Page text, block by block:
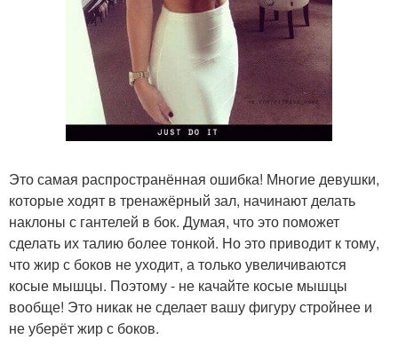
Это самая распространённая ошибка! Многие девушки,
которые ходят в тренажёрный зал, начинают делать
наклоны с гантелей в бок. Думая, что это поможет
сделать их талию более тонкой. Но это приводит к тому,
что жир с боков не уходит, а только увеличиваются
косые мышцы. Поэтому - не качайте косые мышцы
вообще! Это никак не сделает вашу фигуру стройнее и
не уберёт жир с боков.